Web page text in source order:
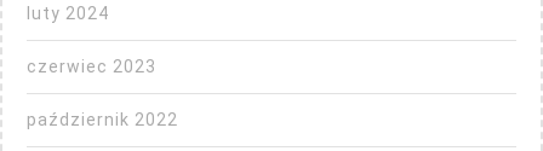
luty 2024
czerwiec 2023
październik 2022